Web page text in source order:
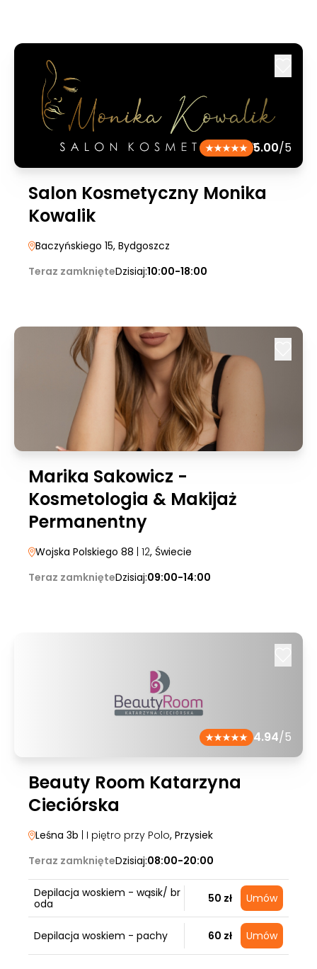
5.00/5
Salon Kosmetyczny Monika
Kowalik
Baczyńskiego 15, Bydgoszcz
Teraz zamknięteDzisiaj:10:00-18:00
Marika Sakowicz -
Kosmetologia & Makijaż
Permanentny
Wojska Polskiego 88 | 12, Świecie
Teraz zamknięteDzisiaj:09:00-14:00
4.94/5
Beauty Room Katarzyna
Cieciórska
Leśna 3b | I piętro przy Polo, Przysiek
Teraz zamknięteDzisiaj:08:00-20:00
Depilacja woskiem - wąsik/ br
oda
50 zł Umów
Depilacja woskiem - pachy 60 zł Umów